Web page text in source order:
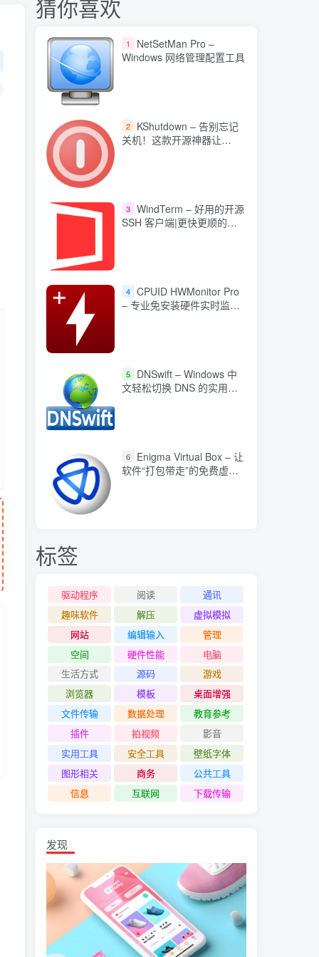
猜你喜欢
1
NetSetMan Pro –
Windows 网络管理配置工具
2
KShutdown – 告别忘记
关机！这款开源神器让
3 WindTerm – 好用的开源
SSH 客户端|更快更顺的
4 CPUID HWMonitor Pro
– 专业免安装硬件实时监控
5
DNSwift – Windows 中
文轻松切换 DNS 的实用工
6
Enigma Virtual Box – 让
软件“打包带走”的免费虚拟
标签
驱动程序 阅读
通讯
趣味软件
解压
虚拟模拟
网站
编辑输入
管理
空间
硬件性能
电脑
生活方式
源码
游戏
浏览器
模板
桌面增强
文件传输
数据处理
教育参考
插件
拍视频
影音
实用工具
安全工具
壁纸字体
图形相关
商务
公共工具
信息
互联网 下载传输
发现